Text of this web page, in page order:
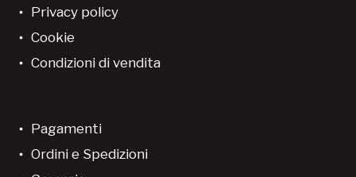
Privacy policy
Cookie
Condizioni di vendita
Pagamenti
Ordini e Spedizioni